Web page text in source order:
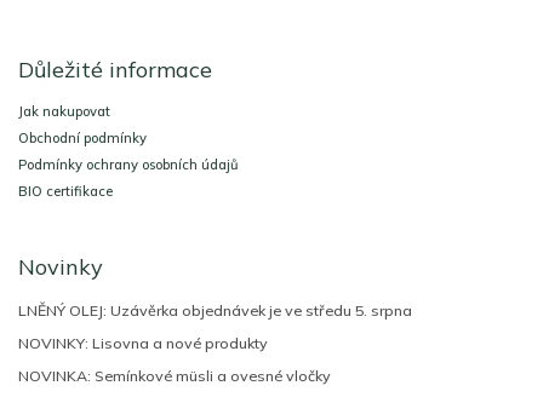
Důležité informace
Jak nakupovat
Obchodní podmínky
Podmínky ochrany osobních údajů
BIO certifikace
Novinky
LNĚNÝ OLEJ: Uzávěrka objednávek je ve středu 5. srpna
NOVINKY: Lisovna a nové produkty
NOVINKA: Semínkové müsli a ovesné vločky